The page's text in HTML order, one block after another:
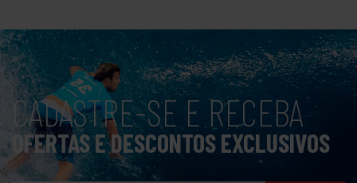
CADASTRE-SE E RECEBA
OFERTAS E DESCONTOS EXCLUSIVOS